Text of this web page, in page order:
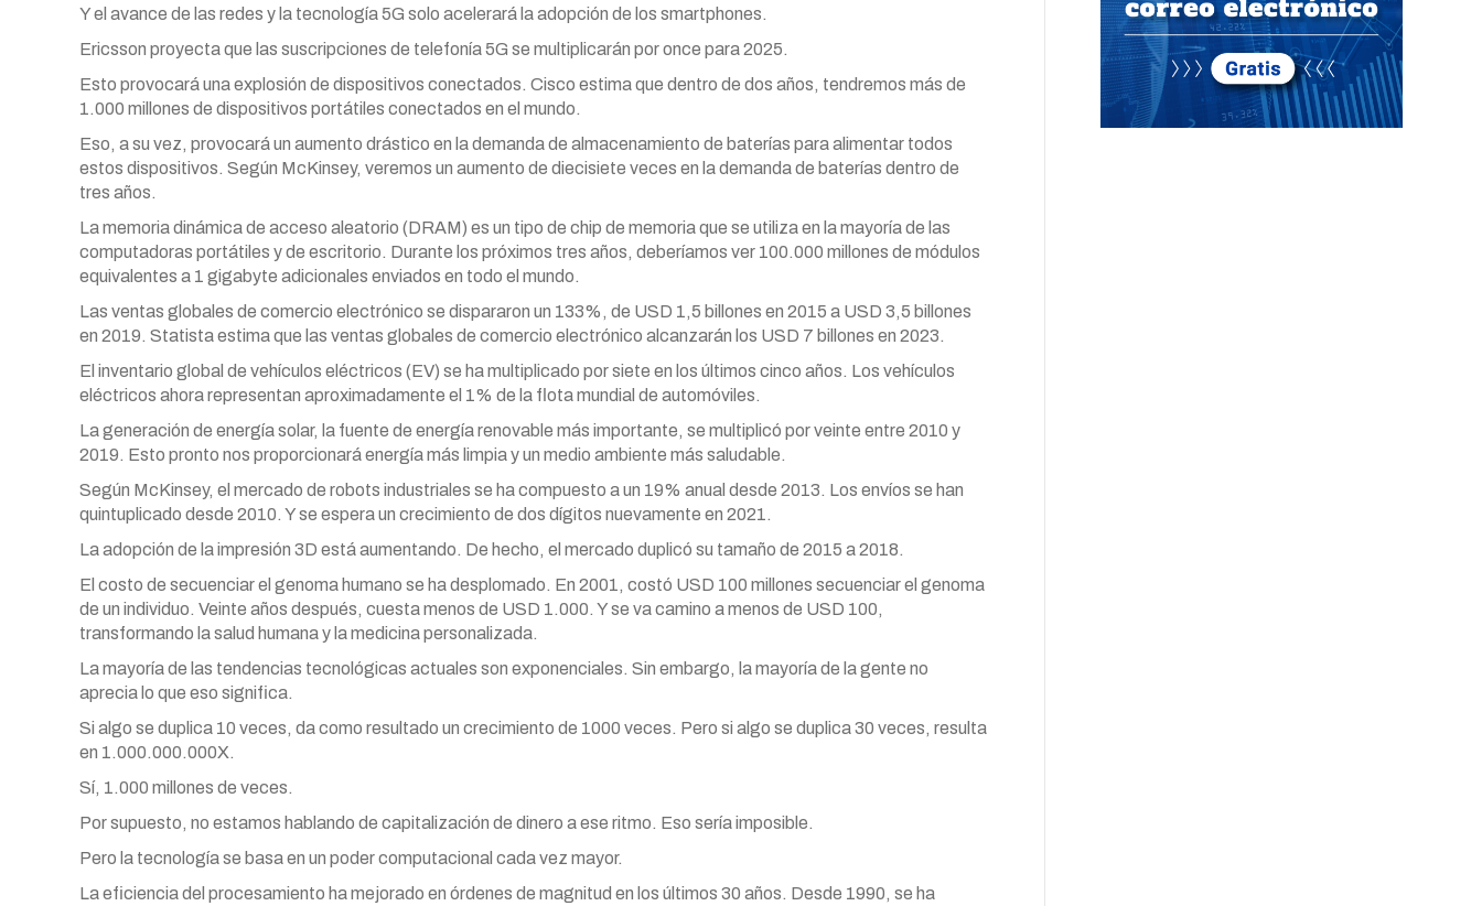
Y el avance de las redes y la tecnología 5G solo acelerará la adopción de los smartphones.
Ericsson proyecta que las suscripciones de telefonía 5G se multiplicarán por once para 2025.
Esto provocará una explosión de dispositivos conectados. Cisco estima que dentro de dos años, tendremos más de
1.000 millones de dispositivos portátiles conectados en el mundo.
Eso, a su vez, provocará un aumento drástico en la demanda de almacenamiento de baterías para alimentar todos
estos dispositivos. Según McKinsey, veremos un aumento de diecisiete veces en la demanda de baterías dentro de
tres años.
La memoria dinámica de acceso aleatorio (DRAM) es un tipo de chip de memoria que se utiliza en la mayoría de las
computadoras portátiles y de escritorio. Durante los próximos tres años, deberíamos ver 100.000 millones de módulos
equivalentes a 1 gigabyte adicionales enviados en todo el mundo.
Las ventas globales de comercio electrónico se dispararon un 133%, de USD 1,5 billones en 2015 a USD 3,5 billones
en 2019. Statista estima que las ventas globales de comercio electrónico alcanzarán los USD 7 billones en 2023.
El inventario global de vehículos eléctricos (EV) se ha multiplicado por siete en los últimos cinco años. Los vehículos
eléctricos ahora representan aproximadamente el 1% de la flota mundial de automóviles.
La generación de energía solar, la fuente de energía renovable más importante, se multiplicó por veinte entre 2010 y
2019. Esto pronto nos proporcionará energía más limpia y un medio ambiente más saludable.
Según McKinsey, el mercado de robots industriales se ha compuesto a un 19% anual desde 2013. Los envíos se han
quintuplicado desde 2010. Y se espera un crecimiento de dos dígitos nuevamente en 2021.
La adopción de la impresión 3D está aumentando. De hecho, el mercado duplicó su tamaño de 2015 a 2018.
El costo de secuenciar el genoma humano se ha desplomado. En 2001, costó USD 100 millones secuenciar el genoma
de un individuo. Veinte años después, cuesta menos de USD 1.000. Y se va camino a menos de USD 100,
transformando la salud humana y la medicina personalizada.
La mayoría de las tendencias tecnológicas actuales son exponenciales. Sin embargo, la mayoría de la gente no
aprecia lo que eso significa.
Si algo se duplica 10 veces, da como resultado un crecimiento de 1000 veces. Pero si algo se duplica 30 veces, resulta
en 1.000.000.000X.
Sí, 1.000 millones de veces.
Por supuesto, no estamos hablando de capitalización de dinero a ese ritmo. Eso sería imposible.
Pero la tecnología se basa en un poder computacional cada vez mayor.
La eficiencia del procesamiento ha mejorado en órdenes de magnitud en los últimos 30 años. Desde 1990, se ha